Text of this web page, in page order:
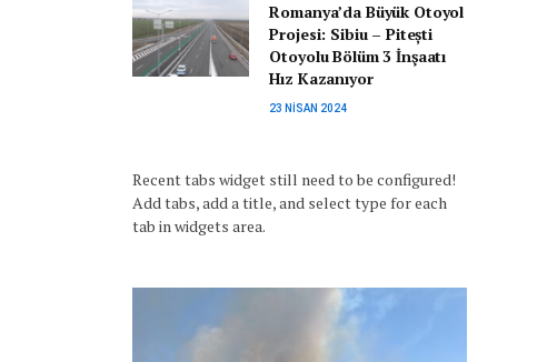
Romanya’da Büyük Otoyol
Projesi: Sibiu – Pitești
Otoyolu Bölüm 3 İnşaatı
Hız Kazanıyor
23 NISAN 2024
Recent tabs widget still need to be configured!
Add tabs, add a title, and select type for each
tab in widgets area.